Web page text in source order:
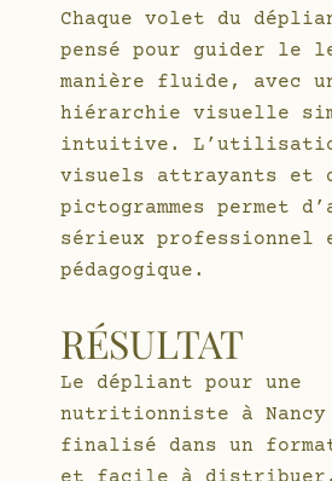
Chaque volet du
pensé pour guider le
manière fluide, avec
hiérarchie visuelle
intuitive.
visuels attrayants et
pictogrammes permet
sérieux professionnel
pédagogique.
RÉSULTAT
Le dépliant pour une
nutritionniste à
finalisé dans un